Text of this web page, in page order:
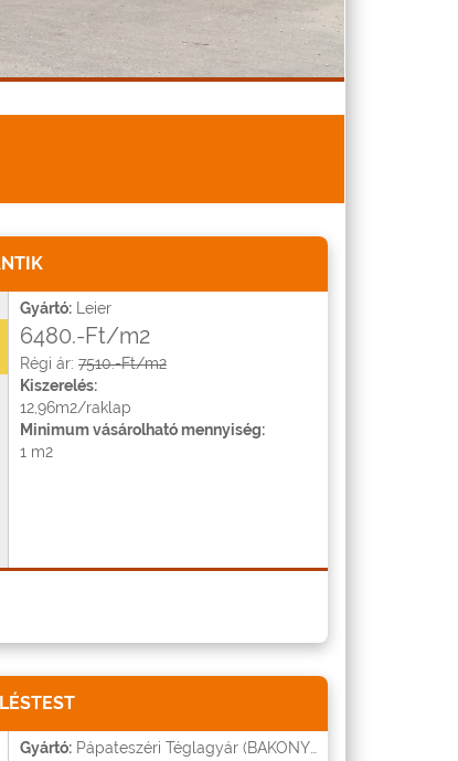
Gyártó: Leier
6480.-Ft/m2
Régi ár: 7510.-Ft/m2
Kiszerelés:
12,96m2/raklap
Minimum vásárolható mennyiség:
1 m2
Gyártó: Pápateszéri Téglagyár (BAKONYTHERM)